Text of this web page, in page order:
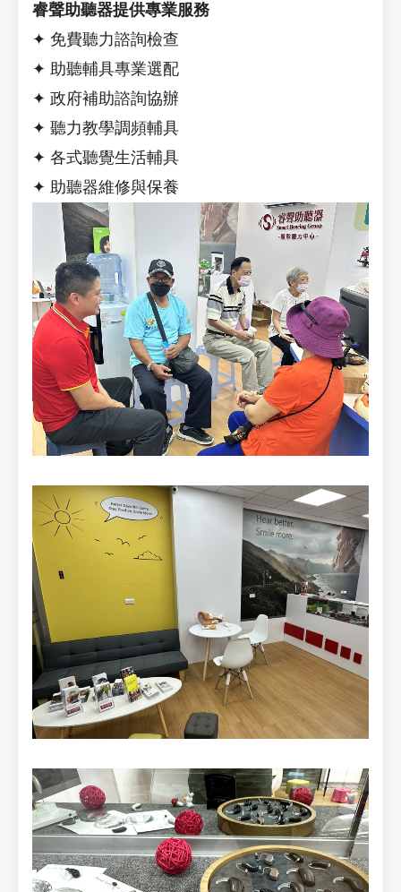
睿聲助聽器提供專業服務
✦ 免費聽力諮詢檢查
✦ 助聽輔具專業選配
✦ 政府補助諮詢協辦
✦ 聽力教學調頻輔具
✦ 各式聽覺生活輔具
✦ 助聽器維修與保養